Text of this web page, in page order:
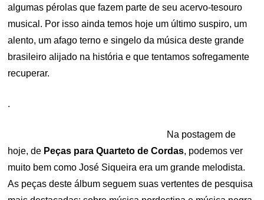
algumas pérolas que fazem parte de seu acervo-tesouro
musical. Por isso ainda temos hoje um último suspiro, um
alento, um afago terno e singelo da música deste grande
brasileiro alijado na história e que tentamos sofregamente
recuperar.
.
Na postagem de
hoje, de Peças para Quarteto de Cordas, podemos ver
muito bem como José Siqueira era um grande melodista.
As peças deste álbum seguem suas vertentes de pesquisa